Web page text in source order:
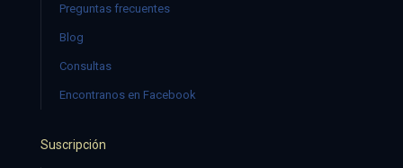
Preguntas frecuentes
Blog
Consultas
Encontranos en Facebook
Suscripción